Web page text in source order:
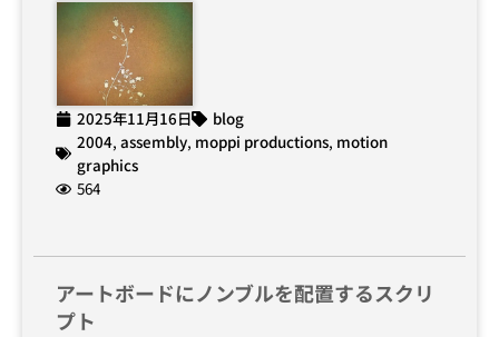
2025年11月16日
blog
2004, assembly, moppi productions, motion
graphics
564
アートボードにノンブルを配置するスクリ
プト